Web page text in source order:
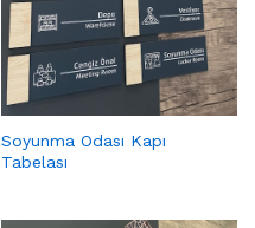
Soyunma Odası Kapı
Tabelası